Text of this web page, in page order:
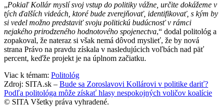
„Pokiaľ Kollár myslí svoj vstup do politiky vážne, určite dokážeme v
tých ďalších videách, ktoré bude zverejňovať, identifikovať, s kým by
si vedel možno predstaviť svoju politickú budúcnosť v rámci
nejakého prirodzeného hodnotového spojenectva,“ dodal politológ a
zopakoval, že nateraz si však nemá dôvod myslieť, že by nová
strana Právo na pravdu získala v nasledujúcich voľbách nad päť
percent, keďže projekt je na úplnom začiatku.
Viac k témam: Politológ
Zdroj: SITA.sk – Bude sa Zoroslavovi Kollárovi v politike dariť?
Podľa politológa môže získať hlasy nespokojných voličov koalície
© SITA Všetky práva vyhradené.